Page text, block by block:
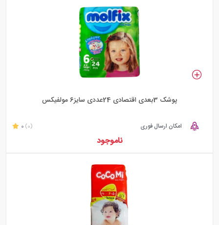
پوشک 3بعدی اقتصادی 24عددی سایز6 مولفیکس
امکان ارسال فوری 0 (0)
ناموجود